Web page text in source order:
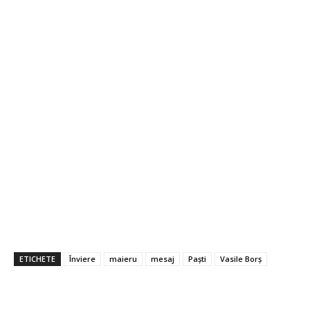
ETICHETE Înviere maieru mesaj Paști Vasile Borș